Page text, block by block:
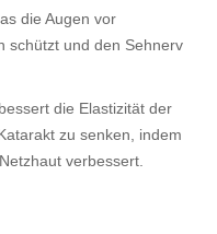
die Augen vor
schützt und den Sehnerv
die Elastizität der
zu senken, indem
verbessert.